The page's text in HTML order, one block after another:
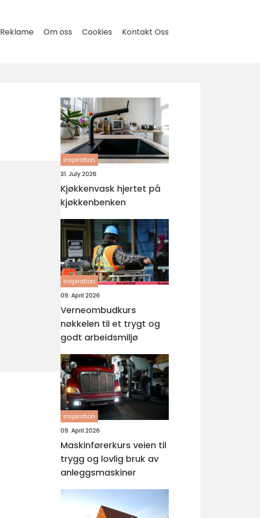
Reklame Om oss Cookies Kontakt Oss
inspiration
31. July 2026
Kjøkkenvask hjertet på
kjøkkenbenken
inspiration
09. April 2026
Verneombudkurs
nøkkelen til et trygt og
godt arbeidsmiljø
inspiration
09. April 2026
Maskinførerkurs veien til
trygg og lovlig bruk av
anleggsmaskiner